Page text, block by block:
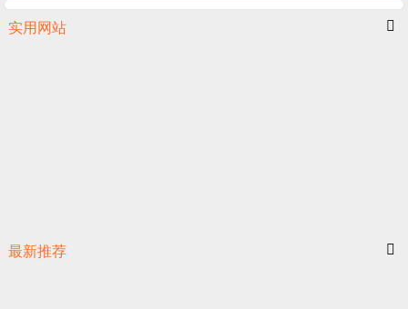
实用网站
最新推荐